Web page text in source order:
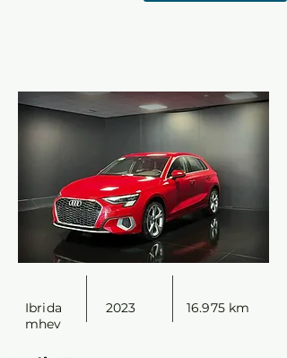
Ibrida
mhev
2023 16.975 km